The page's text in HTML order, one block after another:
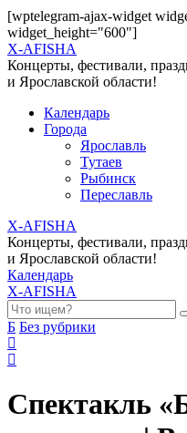
[wptelegram-ajax-widget
widget_height="600"]
X-AFISHA
Концерты, фестивали,
и Ярославской области!
Календарь
Города
Ярославль
Тутаев
Рыбинск
Переславль
X-AFISHA
Концерты, фестивали,
и Ярославской области!
Календарь
X-AFISHA
Б Без рубрики
Спектакль